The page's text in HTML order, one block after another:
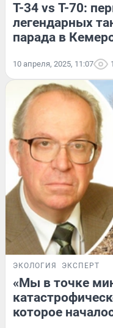
Т-34 vs Т-70:
легендарных
парада в
10 апреля, 2025, 11:07
ЭКОЛОГИЯ ЭКСПЕРТ
«Мы в точке
которое